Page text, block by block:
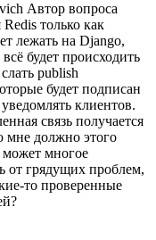
Автор вопроса
только как
лежать на Django,
будет происходить
publish
будет подписан
клиентов.
связь получается
мне должно этого
может многое
от грядущих проблем,
то проверенные